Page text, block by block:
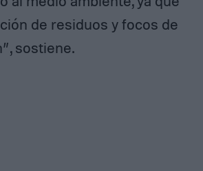
de residuos y focos de
sostiene.